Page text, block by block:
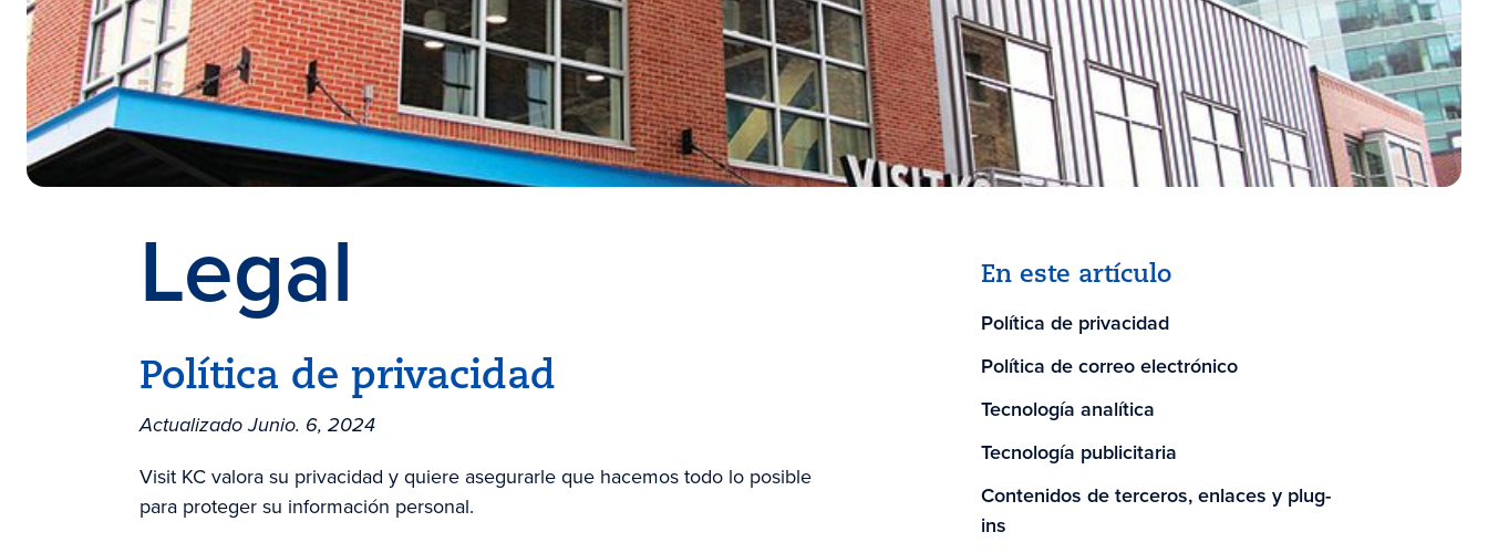
Legal
Política de privacidad
Actualizado Junio. 6, 2024
Visit KC valora su privacidad y quiere asegurarle que hacemos todo lo posible
para proteger su información personal.
En este artículo
Política de privacidad
Política de correo electrónico
Tecnología analítica
Tecnología publicitaria
Contenidos de terceros, enlaces y plug-
ins